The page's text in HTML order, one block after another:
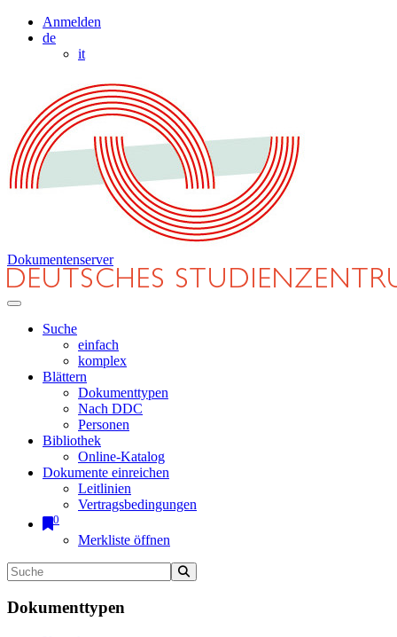
Anmelden
de
it
Dokumentenserver
Suche
einfach
komplex
Blättern
Dokumenttypen
Nach DDC
Personen
Bibliothek
Online-Katalog
Dokumente einreichen
Leitlinien
Vertragsbedingungen
0
Merkliste öffnen
Dokumenttypen